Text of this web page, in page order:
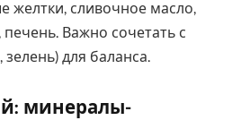
желтки, сливочное масло,
Важно сочетать с
для баланса.
минералы-